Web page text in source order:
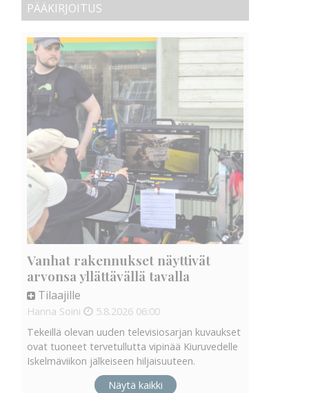
PÄÄKIRJOITUS
Vanhat rakennukset näyttivät
arvonsa yllättävällä tavalla
Tilaajille
Hanna Soini 5.8.2026 06:00
Tekeillä olevan uuden televisiosarjan kuvaukset
ovat tuoneet tervetullutta vipinää Kiuruvedelle
Iskelmäviikon jälkeiseen hiljaisuuteen.
Näytä kaikki